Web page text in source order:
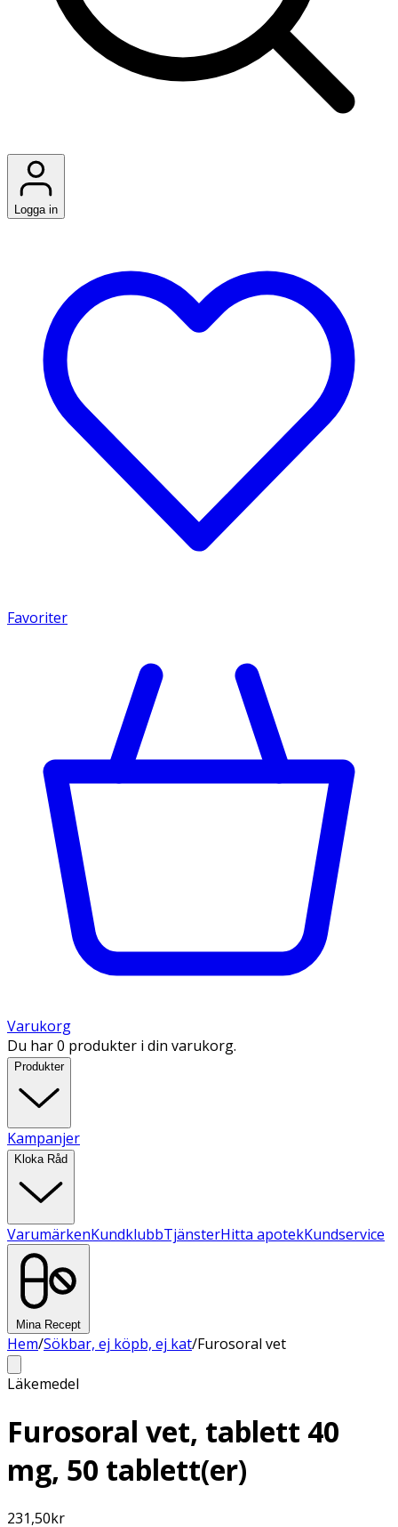
Logga in
Favoriter
Varukorg
Du har 0 produkter i din varukorg.
Produkter
Kampanjer
Kloka Råd
VarumärkenKundklubbTjänsterHitta apotekKundservice
Mina Recept
Hem/Sökbar, ej köpb, ej kat/Furosoral vet
Läkemedel
Furosoral vet, tablett 40
mg, 50 tablett(er)
231,50kr